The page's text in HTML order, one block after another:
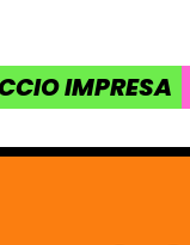
IMPRESA